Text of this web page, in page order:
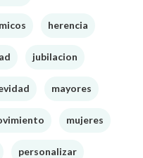
herencia
jubilacion
mayores
mujeres
personalizar